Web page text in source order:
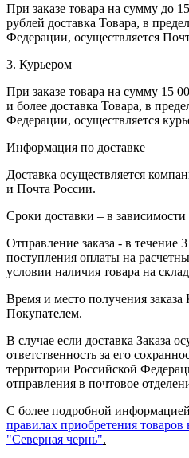
При заказе товара на сумму до
рублей доставка Товара, в
Федерации, осуществляется
3. Курьером
При заказе товара на сумму 15
и более доставка Товара, в
Федерации, осуществляется
Информация по доставке
Доставка осуществляется
и Почта России.
Сроки доставки – в зависимости
Отправление заказа - в течение
поступления оплаты на
условии наличия товара на
Время и место получения заказа
Покупателем.
В случае если доставка Заказа
ответственность за его
территории Российской
отправления в почтовое
С более подробной
правилах приобретения товаров
"Северная чернь".